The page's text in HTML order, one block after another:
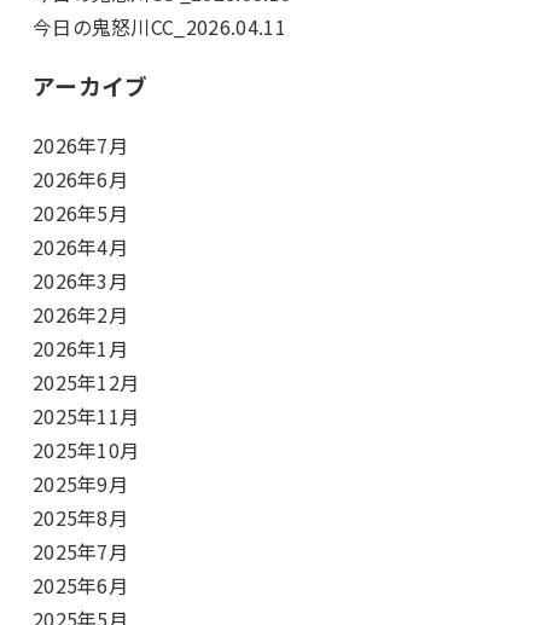
今日の鬼怒川CC_2026.04.11
アーカイブ
2026年7月
2026年6月
2026年5月
2026年4月
2026年3月
2026年2月
2026年1月
2025年12月
2025年11月
2025年10月
2025年9月
2025年8月
2025年7月
2025年6月
2025年5月